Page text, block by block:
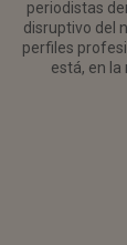
periodistas
disruptivo del
perfiles
está, en la